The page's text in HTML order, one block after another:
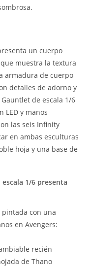
un cuerpo
muestra la textura
armadura de cuerpo
detalles de adorno y
de escala 1/6
LED y manos
las seis Infinity
en ambas esculturas
hoja y una base de
1/6 presenta
pintada con una
en Avengers:
recién
de Thano